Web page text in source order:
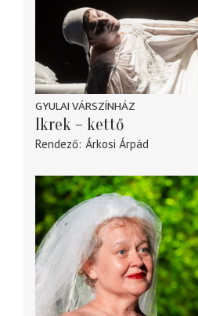
GYULAI VÁRSZÍNHÁZ
Ikrek – kettő
Rendező Árkosi Árpád